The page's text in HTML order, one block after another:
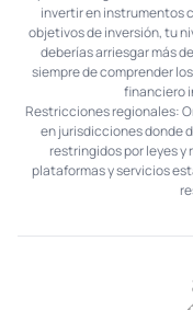
invertir en instrumentos
objetivos de inversión, tu
deberías arriesgar más
siempre de comprender
financiero
Restricciones regionales:
en jurisdicciones donde
restringidos por leyes
plataformas y servicios